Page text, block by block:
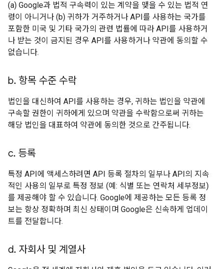
(a) Google과 법적 구속력이 있는 계약을 맺을 수 있는 법적 연
령이 아니거나 (b) 귀하가 거주하거나 API를 사용하는 국가를
포함한 미국 및 기타 국가의 관련 법률에 따라 API를 사용하거
나 받는 것이 금지된 경우 API를 사용하거나 약관에 동의할 수
없습니다.
b. 항목 수준 수락
법인을 대신하여 API를 사용하는 경우, 귀하는 법인을 약관에
구속할 권한이 귀하에게 있으며 약관을 수락함으로써 귀하는
해당 법인을 대표하여 약관에 동의한 것으로 간주됩니다.
c. 등록
특정 API에 액세스하려면 API 등록 절차의 일부나 API의 지속
적인 사용의 일부로 특정 정보 (예: 식별 또는 연락처 세부정보)
를 제공해야 할 수 있습니다. Google에 제공하는 모든 등록 정
보는 항상 정확하며 최신 상태이며 Google은 신속하게 업데이
트를 전달합니다.
d. 자회사 및 계열사